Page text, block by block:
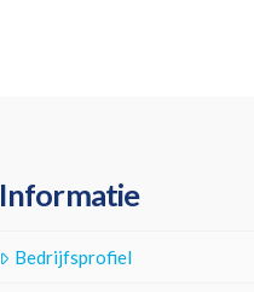
Informatie
Bedrijfsprofiel